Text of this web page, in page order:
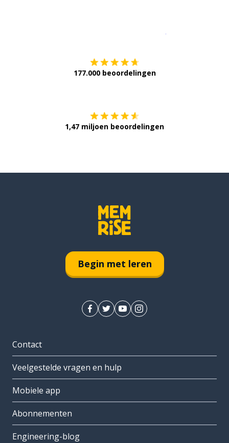
177.000 beoordelingen
1,47 miljoen beoordelingen
Begin met leren
Contact
Veelgestelde vragen en hulp
Mobiele app
Abonnementen
Engineering-blog